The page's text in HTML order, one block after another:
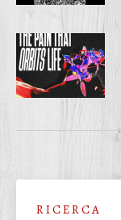
R I C E R C A